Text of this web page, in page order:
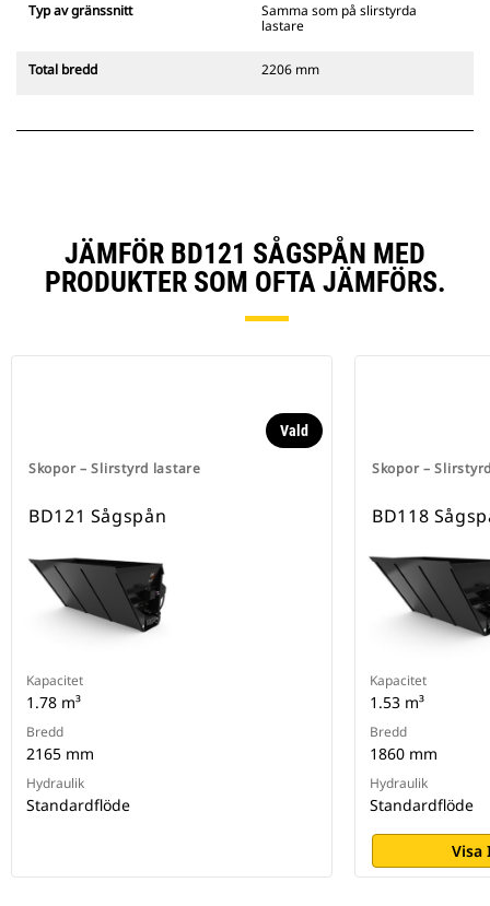
Typ av gränssnitt
Samma som på slirstyrda
lastare
Total bredd 2206 mm
JÄMFÖR BD121 SÅGSPÅN MED
PRODUKTER SOM OFTA JÄMFÖRS.
Skopor – Slirstyrd lastare
Vald
BD121 Sågspån
Kapacitet
1.78 m³
Bredd
2165 mm
Hydraulik
Standardflöde
Skopor –
BD118
Kapacitet
1.53 m³
Bredd
1860 mm
Hydraulik
Standardflöde
Visa